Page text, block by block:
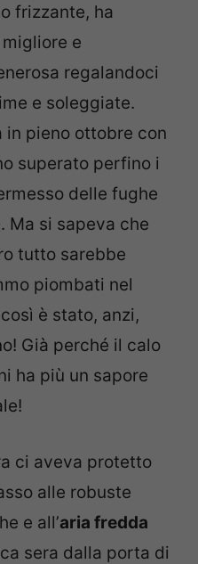
frizzante, ha
e
regalandoci
e soleggiate.
in pieno ottobre con
superato perfino i
delle fughe
Ma si sapeva che
tutto sarebbe
piombati nel
così è stato, anzi,
Già perché il calo
ha più un sapore
ci aveva protetto
alle robuste
e all’aria fredda
sera dalla porta di